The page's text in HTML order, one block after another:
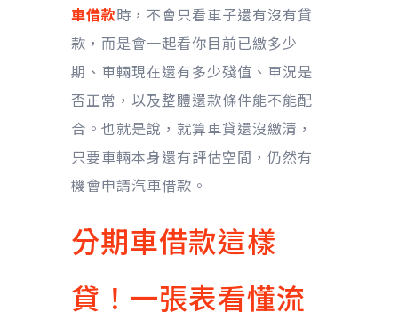
車借款時，不會只看車子還有沒有貸
款，而是會一起看你目前已繳多少
期、車輛現在還有多少殘值、車況是
否正常，以及整體還款條件能不能配
合。也就是說，就算車貸還沒繳清，
只要車輛本身還有評估空間，仍然有
機會申請汽車借款。
分期車借款這樣
貸！一張表看懂流